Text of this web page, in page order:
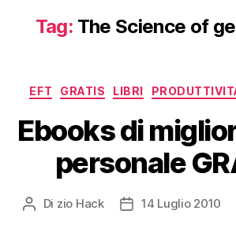
Tag: The Science of
EFT GRATIS LIBRI
Ebooks di
personale
Autore
Di zio Hack
Data14 Luglio 2010